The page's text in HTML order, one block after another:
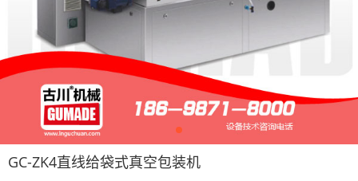
GC-ZK4直线给袋式真空包装机